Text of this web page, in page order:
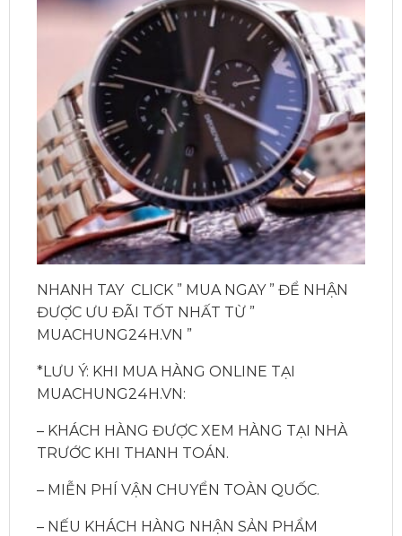
NHANH TAY CLICK ” MUA NGAY ” ĐỂ NHẬN
ĐƯỢC ƯU ĐÃI TỐT NHẤT TỪ ”
MUACHUNG24H.VN ”
*LƯU Ý: KHI MUA HÀNG ONLINE TẠI
MUACHUNG24H.VN:
– KHÁCH HÀNG ĐƯỢC XEM HÀNG TẠI NHÀ
TRƯỚC KHI THANH TOÁN.
– MIỄN PHÍ VẬN CHUYỂN TOÀN QUỐC.
– NẾU KHÁCH HÀNG NHẬN SẢN PHẨM